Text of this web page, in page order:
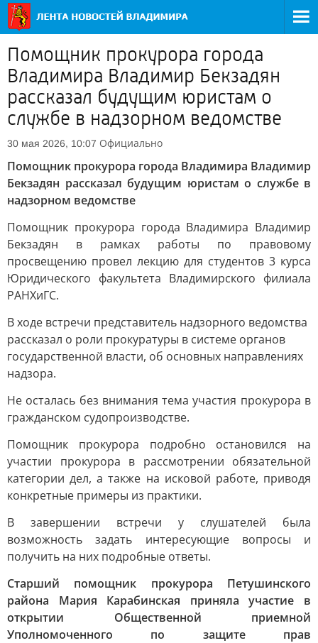
Помощник прокурора города
Владимира Владимир Бекзадян
рассказал будущим юристам о
службе в надзорном ведомстве
30 мая 2026, 10:07 Официально
Помощник прокурора города Владимира Владимир
Бекзадян рассказал будущим юристам о службе в
надзорном ведомстве
Помощник прокурора города Владимира Владимир
Бекзадян в рамках работы по правовому
просвещению провел лекцию для студентов 3 курса
Юридического факультета Владимирского филиала
РАНХиГС.
В ходе встречи представитель надзорного ведомства
рассказал о роли прокуратуры в системе органов
государственной власти, об основных направлениях
надзора.
Не осталась без внимания тема участия прокурора в
гражданском судопроизводстве.
Помощник прокурора подробно остановился на
участии прокурора в рассмотрении обязательной
категории дел, а также на исковой работе, приводя
конкретные примеры из практики.
В завершении встречи у слушателей была
возможность задать интересующие вопросы и
получить на них подробные ответы.
Старший помощник прокурора Петушинского
района Мария Карабинская приняла участие в
открытии Общественной приемной
Уполномоченного по защите прав